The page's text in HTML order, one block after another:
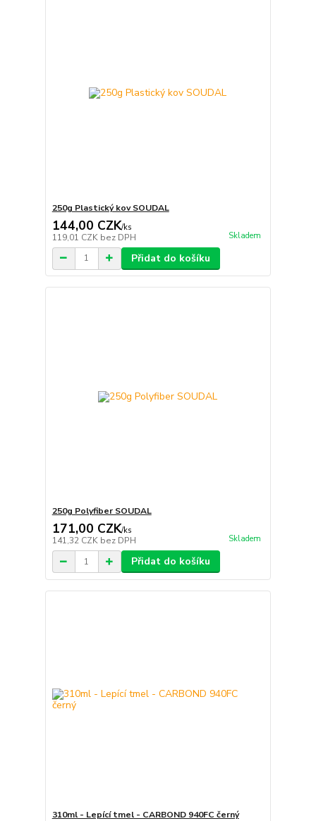
250g Plastický kov SOUDAL
144,00 CZK/ks
119,01 CZK bez DPH Skladem
Přidat do košíku
250g Polyfiber SOUDAL
171,00 CZK/ks
141,32 CZK bez DPH Skladem
Přidat do košíku
310ml - Lepící tmel - CARBOND 940FC černý